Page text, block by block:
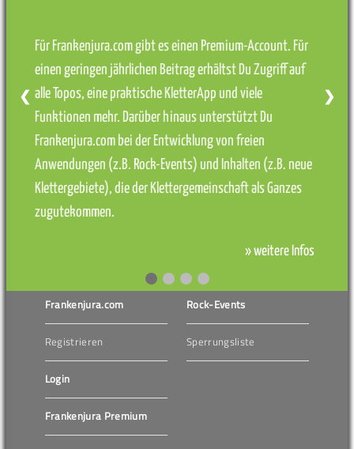
Für Frankenjura.com gibt es einen Premium-Account. Für
einen geringen jährlichen Beitrag erhältst Du Zugriff auf
alle Topos, eine praktische KletterApp und viele
Funktionen mehr. Darüber hinaus unterstützt Du
Frankenjura.com bei der Entwicklung von freien
Anwendungen (z.B. Rock-Events) und Inhalten (z.B. neue
Klettergebiete), die der Klettergemeinschaft als Ganzes
zugutekommen.
» weitere Infos
❮ ❯
Frankenjura.com
Registrieren
Login
Frankenjura Premium
Rock-Events
Sperrungsliste